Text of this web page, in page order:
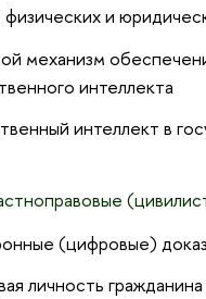
и
механизм
интеллекта
интеллект в
(цифровые)
личность гражданина